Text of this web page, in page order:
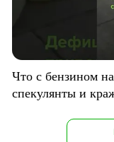
Что с бензином
спекулянты и